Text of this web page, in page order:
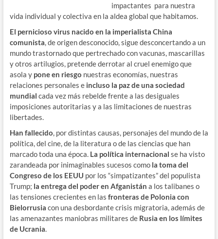
impactantes para nuestra
vida individual y colectiva en la aldea global que habitamos.
El pernicioso virus nacido en la imperialista China
comunista, de origen desconocido, sigue desconcertando a un
mundo trastornado que pertrechado con vacunas, mascarillas
y otros artilugios, pretende derrotar al cruel enemigo que
asola y pone en riesgo nuestras economías, nuestras
relaciones personales e incluso la paz de una sociedad
mundial cada vez más rebelde frente a las desiguales
imposiciones autoritarias y a las limitaciones de nuestras
libertades.
Han fallecido, por distintas causas, personajes del mundo de la
política, del cine, de la literatura o de las ciencias que han
marcado toda una época. La política internacional se ha visto
zarandeada por inimaginables sucesos como la toma del
Congreso de los EEUU por los “simpatizantes” del populista
Trump; la entrega del poder en Afganistán a los talibanes o
las tensiones crecientes en las fronteras de Polonia con
Bielorrusia con una desbordante crisis migratoria, además de
las amenazantes maniobras militares de Rusia en los límites
de Ucrania.